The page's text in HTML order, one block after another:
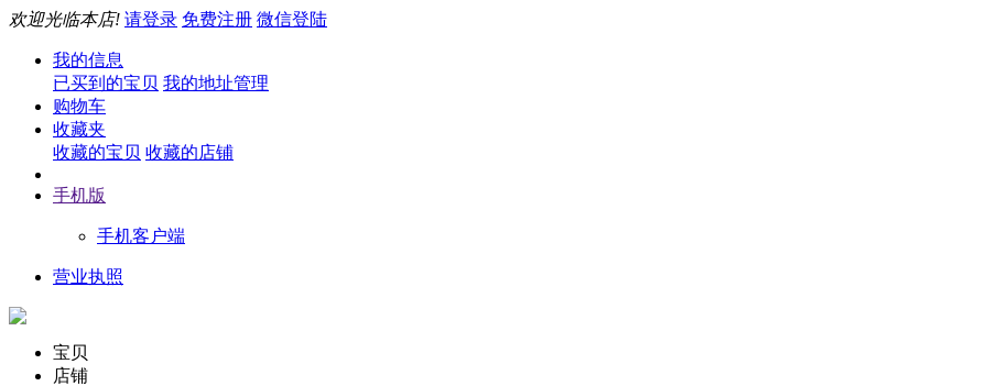
欢迎光临本店! 请登录 免费注册 微信登陆
我的信息
已买到的宝贝 我的地址管理
购物车
收藏夹
收藏的宝贝 收藏的店铺
手机版
手机客户端
营业执照
宝贝
店铺